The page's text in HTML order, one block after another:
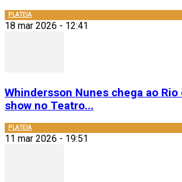
PLATEIA
18 mar 2026 - 12:41
Whindersson Nunes chega ao
show no Teatro...
PLATEIA
11 mar 2026 - 19:51